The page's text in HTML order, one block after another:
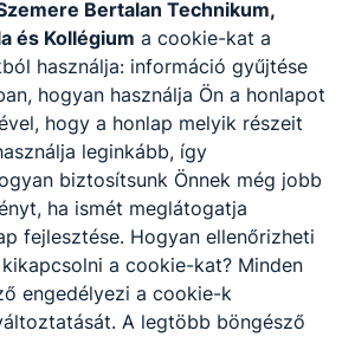
1
Partnereink
Bertalan Technikum,
és Kollégium a cookie-kat a
használja: információ gyűjtése
hogyan használja Ön a honlapot
hogy a honlap melyik részeit
leginkább, így
biztosítsunk Önnek még jobb
ha ismét meglátogatja
fejlesztése. Hogyan ellenőrizheti
a cookie-kat? Minden
engedélyezi a cookie-k
A legtöbb böngésző